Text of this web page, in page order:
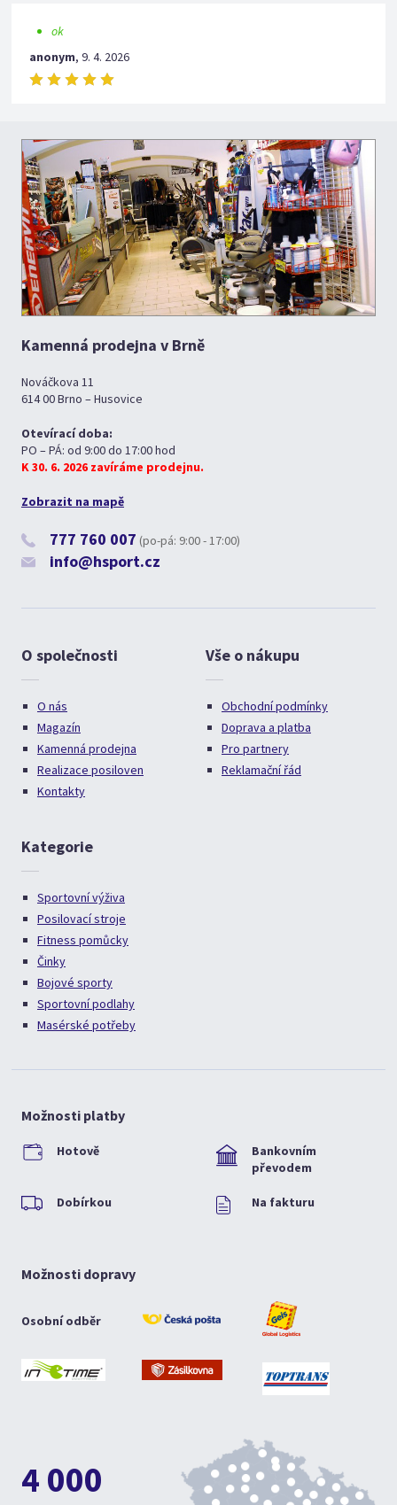
ok
anonym,9. 4. 2026
Kamenná prodejna v Brně
Nováčkova 11
614 00 Brno – Husovice
Otevírací doba:
PO – PÁ: od 9:00 do 17:00 hod
K 30. 6. 2026 zavíráme prodejnu.
Zobrazit na mapě
777 760 007 (po-pá: 9:00 - 17:00)
info@hsport.cz
O společnosti
O nás
Magazín
Kamenná prodejna
Realizace posiloven
Kontakty
Vše o nákupu
Obchodní podmínky
Doprava a platba
Pro partnery
Reklamační řád
Kategorie
Sportovní výživa
Posilovací stroje
Fitness pomůcky
Činky
Bojové sporty
Sportovní podlahy
Masérské potřeby
Možnosti platby
Hotově
Bankovním
převodem
Dobírkou Na fakturu
Možnosti dopravy
Osobní odběr
4 000